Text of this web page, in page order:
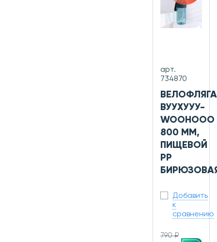
арт.
734870
ВЕЛОФЛЯГА
ВУУХУУУ-
WOOHOOO
800 ММ,
ПИЩЕВОЙ
PP
Добавить
к
сравнению
790 ₽